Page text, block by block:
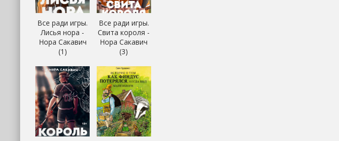
Все ради игры.
Лисья нора -
Нора Сакавич
(1)
Все ради игры.
Свита короля -
Нора Сакавич
(3)